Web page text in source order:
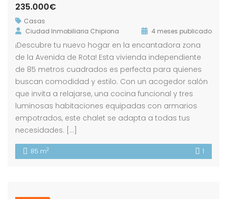
235.000€
Casas
Ciudad Inmobiliaria Chipiona
4 meses publicado
¡Descubre tu nuevo hogar en la encantadora zona
de la Avenida de Rota! Esta vivienda independiente
de 85 metros cuadrados es perfecta para quienes
buscan comodidad y estilo. Con un acogedor salón
que invita a relajarse, una cocina funcional y tres
luminosas habitaciones equipadas con armarios
empotrados, este chalet se adapta a todas tus
necesidades. […]
85 m2 1